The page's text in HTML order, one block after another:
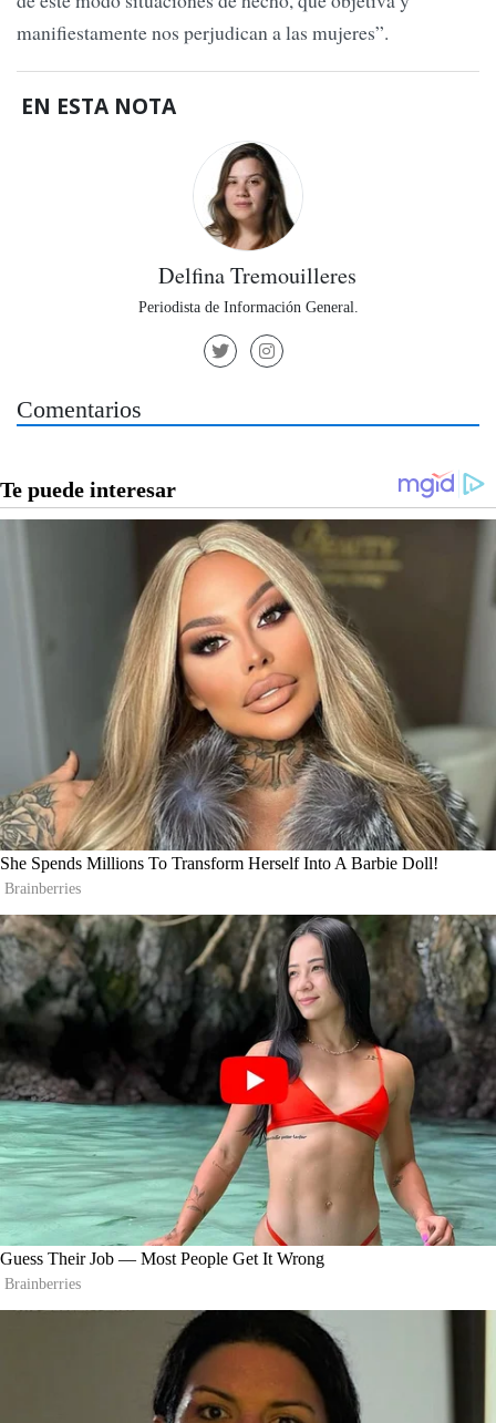
manifiestamente nos perjudican a las mujeres”.
EN ESTA NOTA
Delfina Tremouilleres
Periodista de Información General.
Comentarios